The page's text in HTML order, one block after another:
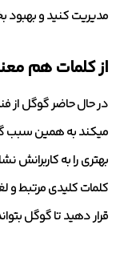
مدیریت کنید و بهبود
از کلمات هم
در حال حاضر گوگل از
میکند به همین سبب
بهتری را به
کلمات کلیدی مرتبط و
قرار دهید تا گوگل